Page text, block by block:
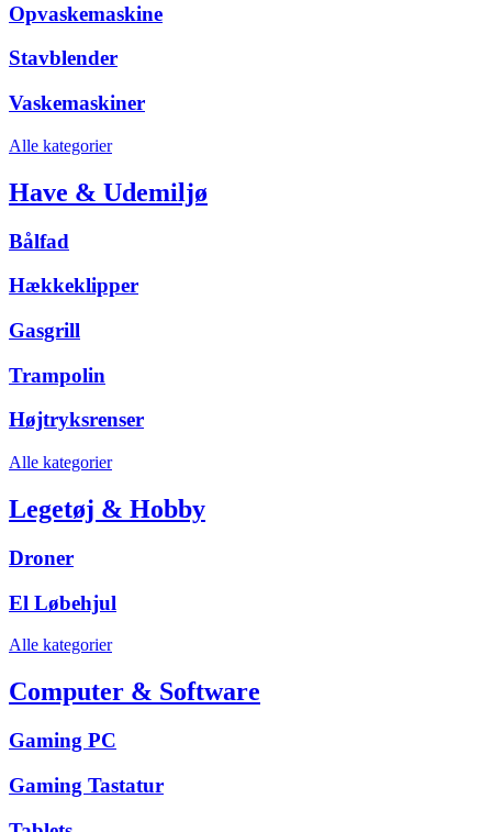
Opvaskemaskine
Stavblender
Vaskemaskiner
Alle kategorier
Have & Udemiljø
Bålfad
Hækkeklipper
Gasgrill
Trampolin
Højtryksrenser
Alle kategorier
Legetøj & Hobby
Droner
El Løbehjul
Alle kategorier
Computer & Software
Gaming PC
Gaming Tastatur